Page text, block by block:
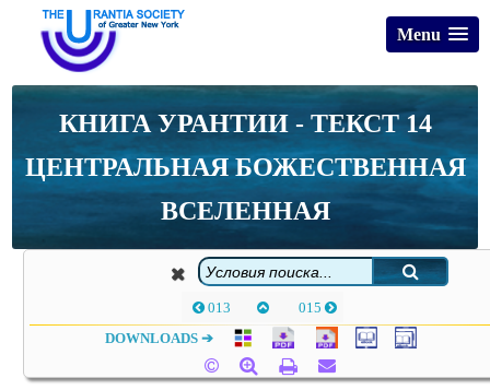
Menu
КНИГА УРАНТИИ - ТЕКСТ 14
ЦЕНТРАЛЬНАЯ БОЖЕСТВЕННАЯ
ВСЕЛЕННАЯ
013 015
DOWNLOADS ➔